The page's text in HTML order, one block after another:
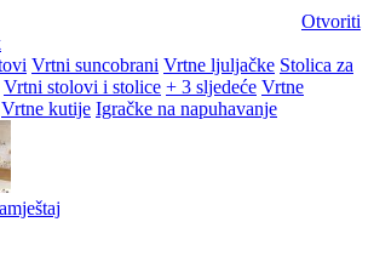
Otvoriti
Vrtni suncobrani Vrtne ljuljačke Stolica za
Vrtni stolovi i stolice + 3 sljedeće Vrtne
Vrtne kutije Igračke na napuhavanje